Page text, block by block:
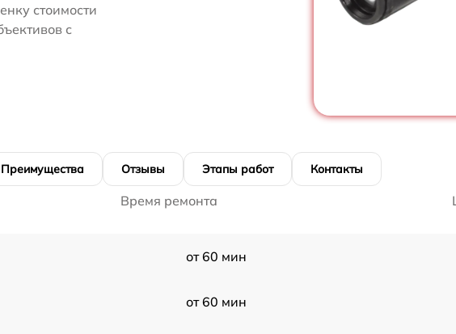
стоимости
с
Преимущества Отзывы Этапы работ Контакты
Время ремонта
от 60 мин
от 60 мин